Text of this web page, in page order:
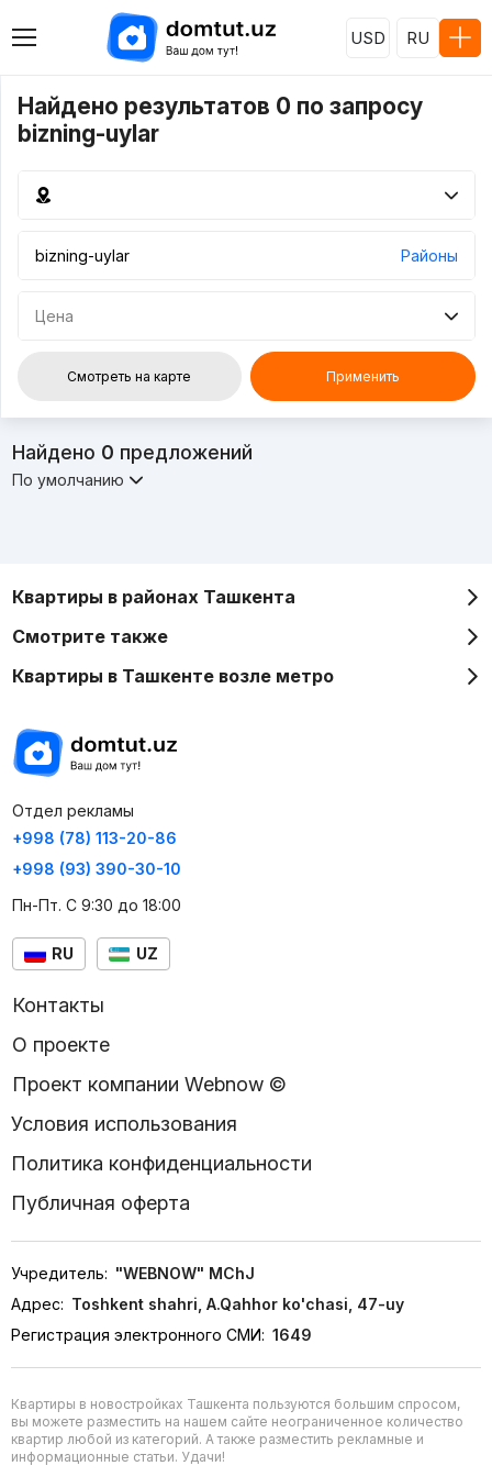
USD RU
Найдено результатов 0 по запросу
bizning-uylar
Районы
Цена
Смотреть на карте Применить
Найдено 0 предложений
По умолчанию
Квартиры в районах Ташкента
Смотрите также
Квартиры в Ташкенте возле метро
Отдел рекламы
+998 (78) 113-20-86
+998 (93) 390-30-10
Пн-Пт. С 9:30 до 18:00
RU UZ
Контакты
О проекте
Проект компании Webnow ©
Условия использования
Политика конфиденциальности
Публичная оферта
Учредитель: "WEBNOW" MChJ
Адрес: Toshkent shahri, A.Qahhor ko'chasi, 47-uy
Регистрация электронного СМИ: 1649
Квартиры в новостройках Ташкента пользуются большим спросом,
вы можете разместить на нашем сайте неограниченное количество
квартир любой из категорий. А также разместить рекламные и
информационные статьи. Удачи!